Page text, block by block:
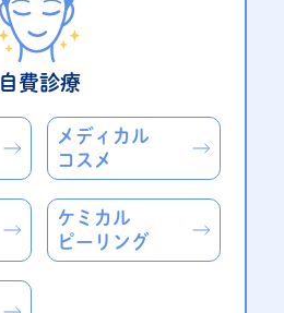
自費診療
メディカル
コスメ
ケミカル
ピーリング